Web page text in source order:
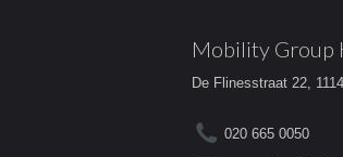
Mobility Group
De Flinesstraat 22,
020 665 0050